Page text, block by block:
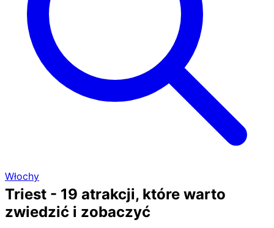
Włochy
Triest - 19 atrakcji, które warto
zwiedzić i zobaczyć